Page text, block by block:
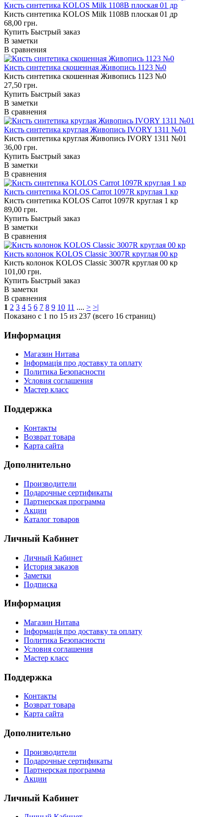
Кисть синтетика KOLOS Milk 1108B плоская 01 др
Кисть синтетика KOLOS Milk 1108B плоская 01 др
68,00 грн.
Купить Быстрый заказ
В заметки
В сравнения
Кисть синтетика скошенная Живопись 1123 №0
Кисть синтетика скошенная Живопись 1123 №0
27,50 грн.
Купить Быстрый заказ
В заметки
В сравнения
Кисть синтетика круглая Живопись IVORY 1311 №01
Кисть синтетика круглая Живопись IVORY 1311 №01
36,00 грн.
Купить Быстрый заказ
В заметки
В сравнения
Кисть синтетика KOLOS Carrot 1097R круглая 1 кр
Кисть синтетика KOLOS Carrot 1097R круглая 1 кр
89,00 грн.
Купить Быстрый заказ
В заметки
В сравнения
Кисть колонок KOLOS Classic 3007R круглая 00 кр
Кисть колонок KOLOS Classic 3007R круглая 00 кр
101,00 грн.
Купить Быстрый заказ
В заметки
В сравнения
1 2 3 4 5 6 7 8 9 10 11 .... > >|
Показано с 1 по 15 из 237 (всего 16 страниц)
Информация
Магазин Нитава
Інформація про доставку та оплату
Политика Безопасности
Условия соглашения
Мастер класс
Поддержка
Контакты
Возврат товара
Карта сайта
Дополнительно
Производители
Подарочные сертификаты
Партнерская программа
Акции
Каталог товаров
Личный Кабинет
Личный Кабинет
История заказов
Заметки
Подписка
Информация
Магазин Нитава
Інформація про доставку та оплату
Политика Безопасности
Условия соглашения
Мастер класс
Поддержка
Контакты
Возврат товара
Карта сайта
Дополнительно
Производители
Подарочные сертификаты
Партнерская программа
Акции
Личный Кабинет